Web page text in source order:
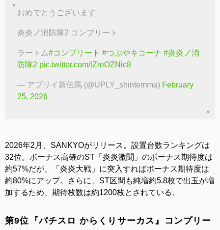
おめでとうございます
炎炎ノ消防隊2 コンプリート
ラートム#コンプリート #つぶやキコーナ #炎炎ノ消
防隊2 pic.twitter.com/lZreOZNic8
— アプリイ新伝馬 (@UPLY_shintemma) February
25, 2026
2026年2月、SANKYOがリリース。設置台数ランキングは
32位。ボーナス高確のST「炎炎激闘」のボーナス期待度は
約57%だが、「炎炎大戦」に突入すればボーナス期待度は
約80%にアップ。さらに、ST区間も純増約5.8枚で出玉が増
加するため、期待枚数は約1200枚とされている。
第9位『パチスロ からくりサーカス』コンプリー